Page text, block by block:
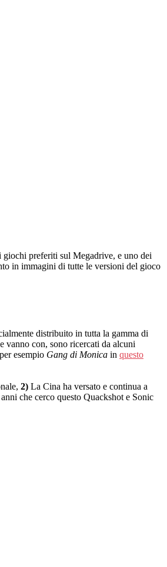
preferiti sul Megadrive, e uno dei
in immagini di tutte le versioni del gioco
distribuito in tutta la gamma di
vanno con, sono ricercati da alcuni
esempio Gang di Monica in questo
2) La Cina ha versato e continua a
che cerco questo Quackshot e Sonic